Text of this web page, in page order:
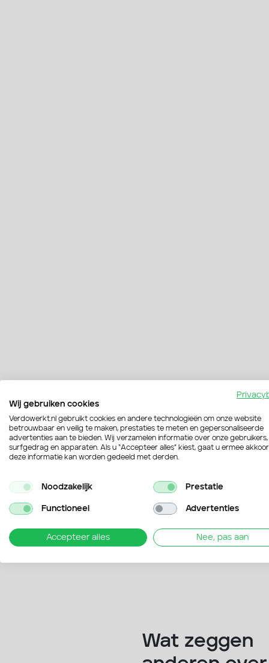
Persoonlijk
Wat zeggen
Wij gebruiken cookies
Verdowerkt.nl gebruikt cookies en andere technologieën om onze website
betrouwbaar en veilig te maken, prestaties te meten en gepersonaliseerde
advertenties aan te bieden. Wij verzamelen informatie over onze gebruikers,
surfgedrag en apparaten. Als u “Accepteer alles” kiest, gaat u ermee
deze informatie kan worden gedeeld met derden.
Noodzakelijk Prestatie
Functioneel Advertenties
Accepteer alles Nee, pas aan